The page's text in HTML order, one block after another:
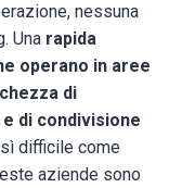
nessuna
Una rapida
operano in aree
di
di condivisione
difficile come
aziende sono